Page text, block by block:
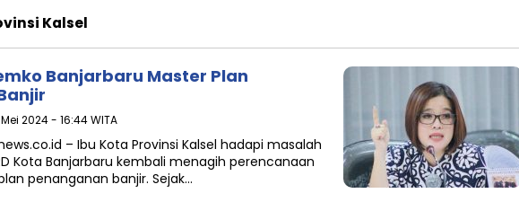
Kalsel
Banjarbaru Master Plan
Mei 2024 - 16:44 WITA
– Ibu Kota Provinsi Kalsel hadapi masalah
Kota Banjarbaru kembali menagih perencanaan
penanganan banjir. Sejak…